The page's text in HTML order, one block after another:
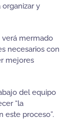
y
verá mermado
necesarios con
mejores
del equipo
“la
este proceso”.